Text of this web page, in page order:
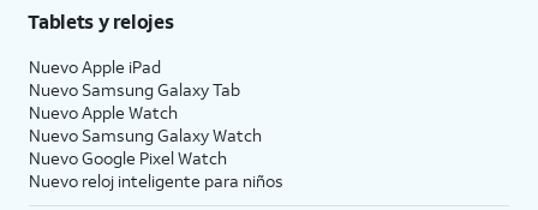
Tablets y relojes
Nuevo Apple iPad
Nuevo Samsung Galaxy Tab
Nuevo Apple Watch
Nuevo Samsung Galaxy Watch
Nuevo Google Pixel Watch
Nuevo reloj inteligente para niños